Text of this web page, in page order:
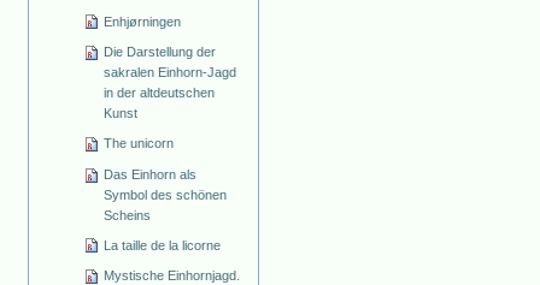
Enhjørningen
Die Darstellung der
sakralen Einhorn-Jagd
in der altdeutschen
Kunst
The unicorn
Das Einhorn als
Symbol des schönen
Scheins
La taille de la licorne
Mystische Einhornjagd.